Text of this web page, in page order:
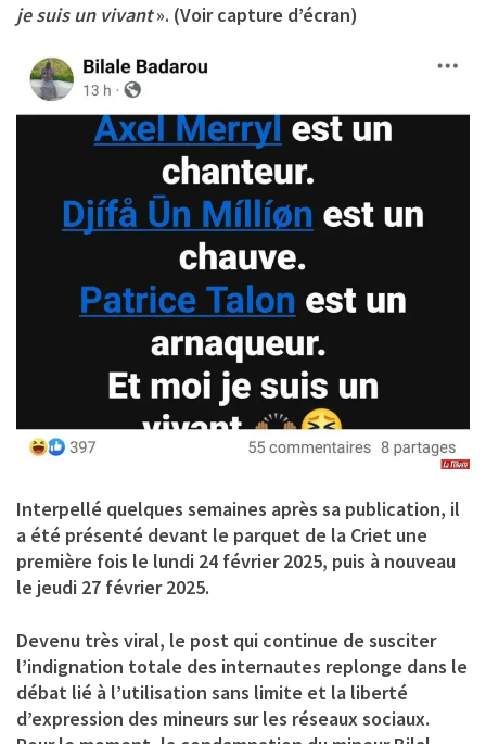
je suis un vivant». (Voir capture d’écran)
Interpellé quelques semaines après sa publication, il
a été présenté devant le parquet de la Criet une
première fois le lundi 24 février 2025, puis à nouveau
le jeudi 27 février 2025.
Devenu très viral, le post qui continue de susciter
l’indignation totale des internautes replonge dans le
débat lié à l’utilisation sans limite et la liberté
d’expression des mineurs sur les réseaux sociaux.